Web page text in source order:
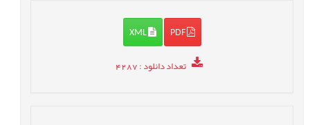
PDF
XML
تعداد دانلود: 4287